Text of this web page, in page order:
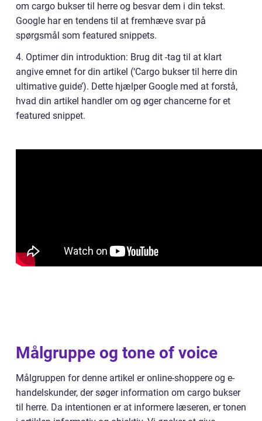
om cargo bukser til herre og besvar dem i din tekst.
Google har en tendens til at fremhæve svar på
spørgsmål som featured snippets.
4. Optimer din introduktion: Brug dit -tag til at klart
angive emnet for din artikel (‘Cargo bukser til herre din
ultimative guide’). Dette hjælper Google med at forstå,
hvad din artikel handler om og øger chancerne for et
featured snippet.
Målgruppe og tone of voice
Målgruppen for denne artikel er online-shoppere og e-
handelskunder, der søger information om cargo bukser
til herre. Da intentionen er at informere læseren, er tonen